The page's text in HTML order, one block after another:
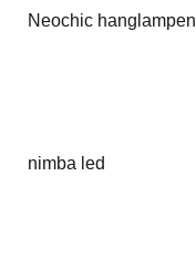
Neochic hanglampen
nimba led